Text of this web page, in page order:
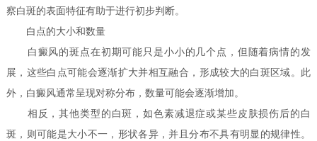
察白斑的表面特征有助于进行初步判断。
白点的大小和数量
白癜风的斑点在初期可能只是小小的几个点，但随着病情的发
展，这些白点可能会逐渐扩大并相互融合，形成较大的白斑区域。此
外，白癜风通常呈现对称分布，数量可能会逐渐增加。
相反，其他类型的白斑，如色素减退症或某些皮肤损伤后的白
斑，则可能是大小不一，形状各异，并且分布不具有明显的规律性。